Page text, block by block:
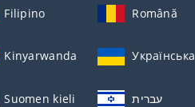
Filipino Română
Kinyarwanda Українська
Suomen kieli עברית